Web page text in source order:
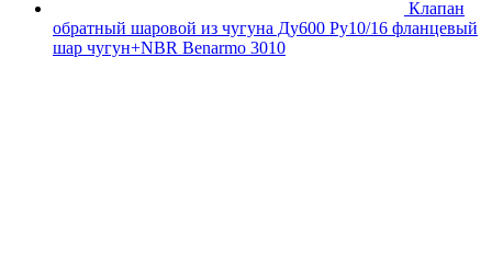
Клапан
обратный шаровой из чугуна Ду600 Ру10/16 фланцевый
шар чугун+NBR Benarmo 3010